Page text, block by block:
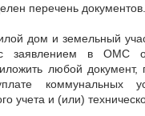
перечень документов.
дом и земельный
заявлением в ОМС о
любой документ,
коммунальных
учета и (или)